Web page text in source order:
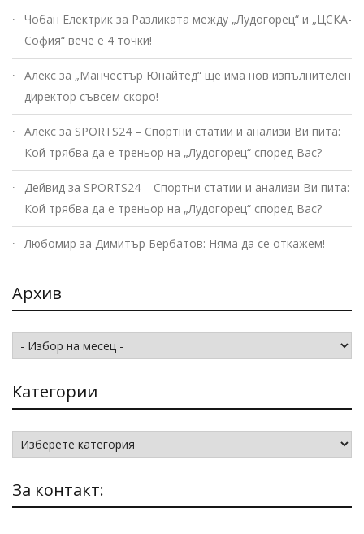
Чобан Електрик за Разликата между „Лудогорец“ и „ЦСКА-
София“ вече е 4 точки!
Алекс за „Манчестър Юнайтед“ ще има нов изпълнителен
директор съвсем скоро!
Алекс за SPORTS24 – Спортни статии и анализи Ви пита:
Кой трябва да е треньор на „Лудогорец“ според Вас?
Дейвид за SPORTS24 – Спортни статии и анализи Ви пита:
Кой трябва да е треньор на „Лудогорец“ според Вас?
Любомир за Димитър Бербатов: Няма да се откажем!
Архив
Архив
Категории
Категории
За контакт: